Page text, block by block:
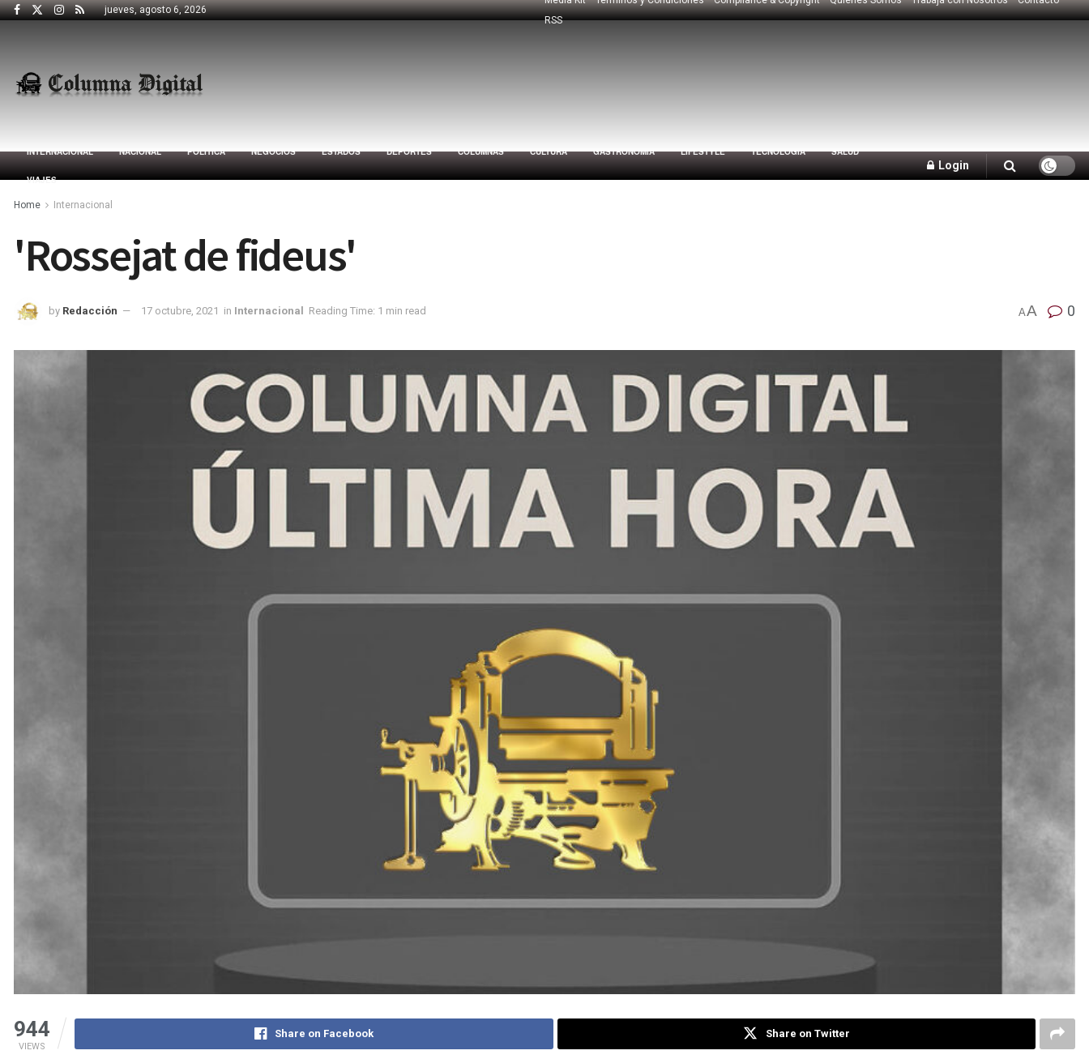
jueves, agosto 6, 2026
RSS
INTERNACIONAL NACIONAL POLÍTICA NEGOCIOS ESTADOS DEPORTES COLUMNAS CULTURA GASTRONOMÍA LIFESTYLE TECNOLOGÍA SALUD
VIAJES
Login
Home Internacional
'Rossejat de fideus'
by Redacción 17 octubre, 2021 in Internacional Reading Time: 1 min read AA 0
944
VIEWS
Share on Facebook Share on Twitter